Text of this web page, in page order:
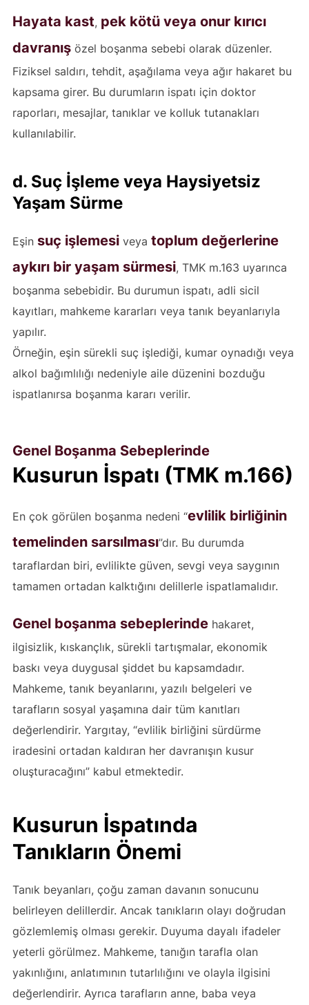
Hayata kast, pek kötü veya onur kırıcı
davranışözel boşanma sebebi olarak düzenler.
Fiziksel saldırı, tehdit, aşağılama veya ağır hakaret bu
kapsama girer. Bu durumların ispatı için doktor
raporları, mesajlar, tanıklar ve kolluk tutanakları
kullanılabilir.
d. Suç İşleme veya Haysiyetsiz
Yaşam Sürme
Eşin suç işlemesiveya toplum değerlerine
aykırı bir yaşam sürmesi, TMK m.163 uyarınca
boşanma sebebidir. Bu durumun ispatı, adli sicil
kayıtları, mahkeme kararları veya tanık beyanlarıyla
yapılır.
Örneğin, eşin sürekli suç işlediği, kumar oynadığı veya
alkol bağımlılığı nedeniyle aile düzenini bozduğu
ispatlanırsa boşanma kararı verilir.
Genel Boşanma Sebeplerinde
Kusurun İspatı (TMK m.166)
En çok görülen boşanma nedeni “evlilik birliğinin
temelinden sarsılması”dır. Bu durumda
taraflardan biri, evlilikte güven, sevgi veya saygının
tamamen ortadan kalktığını delillerle ispatlamalıdır.
Genel boşanma sebeplerindehakaret,
ilgisizlik, kıskançlık, sürekli tartışmalar, ekonomik
baskı veya duygusal şiddet bu kapsamdadır.
Mahkeme, tanık beyanlarını, yazılı belgeleri ve
tarafların sosyal yaşamına dair tüm kanıtları
değerlendirir. Yargıtay, “evlilik birliğini sürdürme
iradesini ortadan kaldıran her davranışın kusur
oluşturacağını” kabul etmektedir.
Kusurun İspatında
Tanıkların Önemi
Tanık beyanları, çoğu zaman davanın sonucunu
belirleyen delillerdir. Ancak tanıkların olayı doğrudan
gözlemlemiş olması gerekir. Duyuma dayalı ifadeler
yeterli görülmez. Mahkeme, tanığın tarafla olan
yakınlığını, anlatımının tutarlılığını ve olayla ilgisini
değerlendirir. Ayrıca tarafların anne, baba veya